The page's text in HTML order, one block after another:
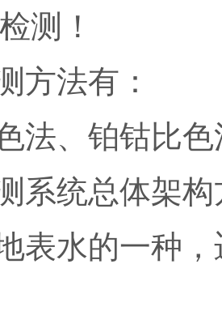
测！
方法有：
法、铂钴比
系统总体架构
表水的一种